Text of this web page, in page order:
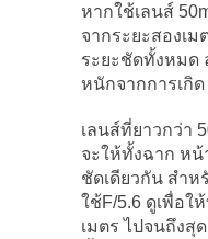
หากใช้เลนส์
จากระยะสองเ
ระยะชัดทั้งหมด
หนักจากการเกิด
เลนส์ที่ยาวกว่า
จะให้ทั้งฉาก หน้
ชัดเดียวกัน สำห
ใช้F/5.6 ดูเพื่อใ
เมตร ไปจนถึงสุ